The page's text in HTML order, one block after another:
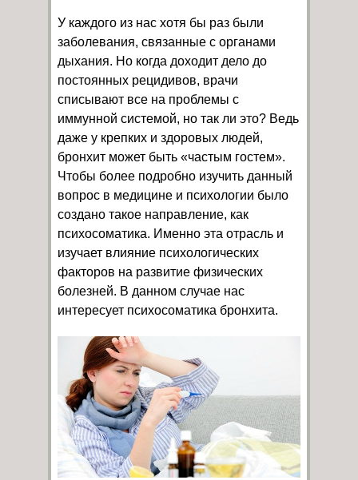
У каждого из нас хотя бы раз были
заболевания, связанные с органами
дыхания. Но когда доходит дело до
постоянных рецидивов, врачи
списывают все на проблемы с
иммунной системой, но так ли это? Ведь
даже у крепких и здоровых людей,
бронхит может быть «частым гостем».
Чтобы более подробно изучить данный
вопрос в медицине и психологии было
создано такое направление, как
психосоматика. Именно эта отрасль и
изучает влияние психологических
факторов на развитие физических
болезней. В данном случае нас
интересует психосоматика бронхита.